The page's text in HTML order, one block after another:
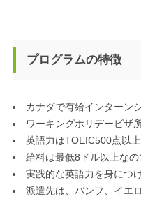
プログラムの特徴
カナダで有給インターン
ワーキングホリデービザ
英語力はTOEIC500点以上
給料は最低8ドル以上な
実践的な英語力を身につ
派遣先は、バンフ、イエ